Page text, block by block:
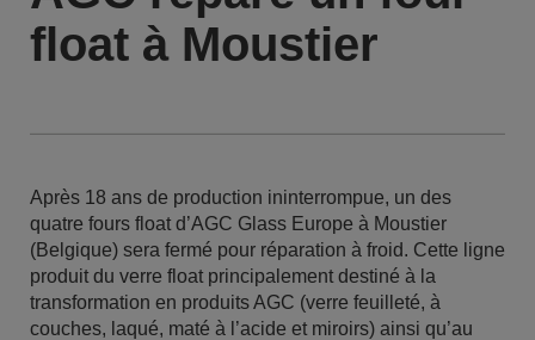
float à Moustier
Après 18 ans de production ininterrompue, un des
quatre fours float d’AGC Glass Europe à Moustier
(Belgique) sera fermé pour réparation à froid. Cette ligne
produit du verre float principalement destiné à la
transformation en produits AGC (verre feuilleté, à
couches, laqué, maté à l’acide et miroirs) ainsi qu’au